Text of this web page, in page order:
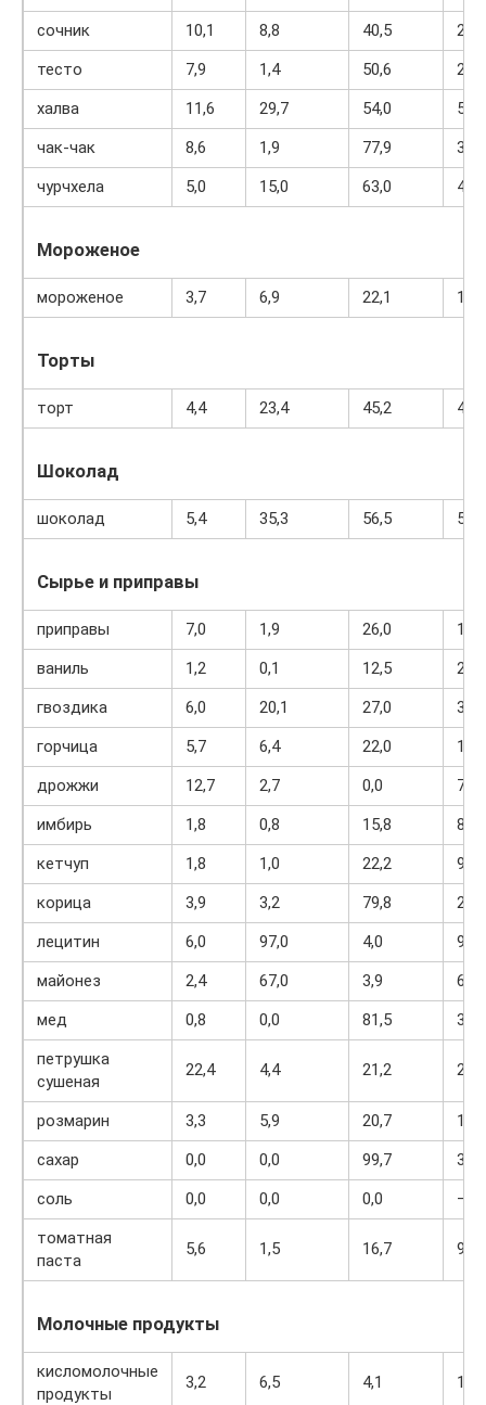
сочник
10,1 8,8 40,5
274
тесто
7,9 1,4 50,6
234
халва
11,6 29,7 54,0
523
чак-чак
8,6 1,9 77,9
363
чурчхела
5,0 15,0 63,0 410
Мороженое
мороженое 3,7 6,9 22,1 189
Торты
торт 4,4 23,4 45,2 407
Шоколад
шоколад 5,4 35,3 56,5 544
Сырье и приправы
приправы 7,0 1,9 26,0
149
ваниль
1,2 0,1 12,5
287
гвоздика
6,0 20,1 27,0
323
горчица
5,7 6,4 22,0
162
дрожжи
12,7 2,7 0,0
75
имбирь
1,8 0,8 15,8
80
кетчуп
1,8 1,0 22,2
93
корица
3,9 3,2 79,8
261
лецитин
6,0 97,0 4,0
913
майонез
2,4 67,0 3,9
627
мед
0,8 0,0 81,5
329
петрушка
сушеная
22,4 4,4 21,2 276
розмарин 3,3 5,9 20,7
131
сахар
0,0 0,0 99,7
398
соль
0,0 0,0 0,0
—
томатная
паста
5,6 1,5 16,7 92
Молочные продукты
кисломолочные
продукты
3,2 6,5 4,1 117